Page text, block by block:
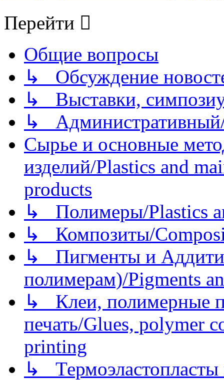
Перейти
Общие вопросы
↳ Обсуждение
↳ Выставки,
↳
Сырье и основные
изделий/Plastics and
products
↳ Полимеры/Plastics
↳ Композиты/
↳ Пигменты и
полимерам)/Pigments
↳ Клеи, полимерные
печать/Glues, polymer
printing
↳